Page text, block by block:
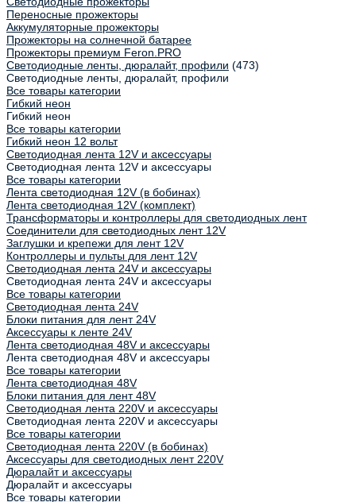
Переносные прожекторы
Аккумуляторные прожекторы
Прожекторы на солнечной батарее
Прожекторы премиум Feron.PRO
Светодиодные ленты, дюралайт, профили (473)
Светодиодные ленты, дюралайт, профили
Все товары категории
Гибкий неон
Гибкий неон
Все товары категории
Гибкий неон 12 вольт
Светодиодная лента 12V и аксессуары
Светодиодная лента 12V и аксессуары
Все товары категории
Лента светодиодная 12V (в бобинах)
Лента светодиодная 12V (комплект)
Трансформаторы и контроллеры для светодиодных лент
Соединители для светодиодных лент 12V
Заглушки и крепежи для лент 12V
Контроллеры и пульты для лент 12V
Светодиодная лента 24V и аксессуары
Светодиодная лента 24V и аксессуары
Все товары категории
Светодиодная лента 24V
Блоки питания для лент 24V
Аксессуары к ленте 24V
Лента светодиодная 48V и аксессуары
Лента светодиодная 48V и аксессуары
Все товары категории
Лента светодиодная 48V
Блоки питания для лент 48V
Светодиодная лента 220V и аксессуары
Светодиодная лента 220V и аксессуары
Все товары категории
Светодиодная лента 220V (в бобинах)
Аксессуары для светодиодных лент 220V
Дюралайт и аксессуары
Дюралайт и аксессуары
Все товары категории